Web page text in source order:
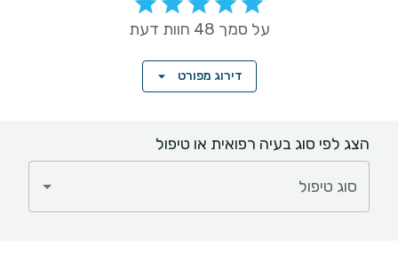
על סמך 48 חוות דעת
דירוג מפורט
הצג לפי סוג בעיה רפואית או טיפול
סוג טיפול